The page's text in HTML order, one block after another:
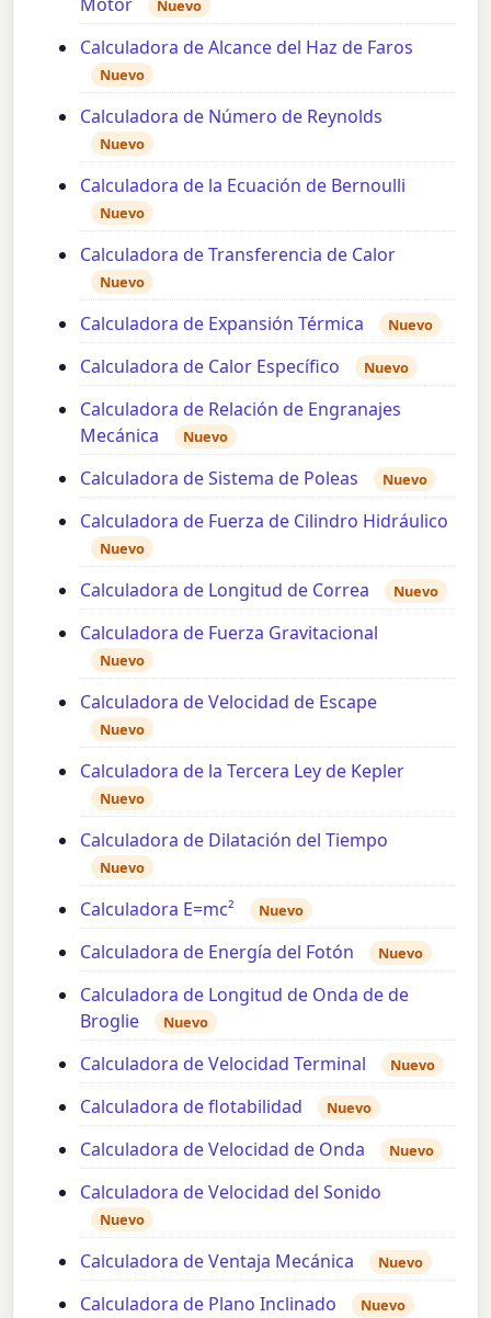
Nuevo
Calculadora de Alcance del Haz de Faros
Nuevo
Calculadora de Número de Reynolds
Nuevo
Calculadora de la Ecuación de Bernoulli
Nuevo
Calculadora de Transferencia de Calor
Nuevo
Calculadora de Expansión Térmica Nuevo
Calculadora de Calor Específico Nuevo
Calculadora de Relación de Engranajes
Mecánica
Nuevo
Calculadora de Sistema de Poleas Nuevo
Calculadora de Fuerza de Cilindro Hidráulico
Nuevo
Calculadora de Longitud de Correa Nuevo
Calculadora de Fuerza Gravitacional
Nuevo
Calculadora de Velocidad de Escape
Nuevo
Calculadora de la Tercera Ley de Kepler
Nuevo
Calculadora de Dilatación del Tiempo
Nuevo
Calculadora E=mc² Nuevo
Calculadora de Energía del Fotón Nuevo
Calculadora de Longitud de Onda de de
Broglie
Nuevo
Calculadora de Velocidad Terminal Nuevo
Calculadora de flotabilidad Nuevo
Calculadora de Velocidad de Onda Nuevo
Calculadora de Velocidad del Sonido
Nuevo
Calculadora de Ventaja Mecánica Nuevo
Calculadora de Plano Inclinado Nuevo